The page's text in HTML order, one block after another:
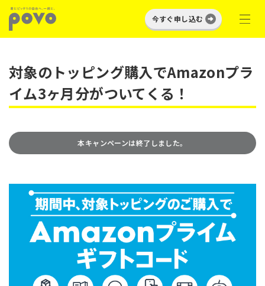
今すぐ申し込む
対象のトッピング購入でAmazonプラ
イム3ヶ月分がついてくる！
本キャンペーンは終了しました。